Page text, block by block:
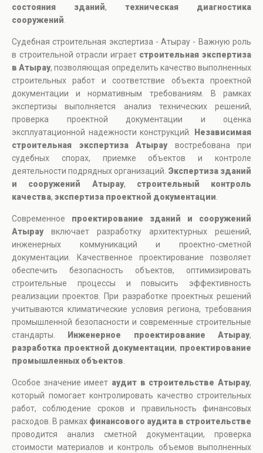
состояния зданий, техническая диагностика
сооружений
Судебная строительная экспертиза - Атырау - Важную роль
в строительной отрасли играет строительная экспертиза
в Атырау, позволяющая определить качество выполненных
строительных работ и соответствие объекта проектной
документации и нормативным требованиям. В рамках
экспертизы выполняется анализ технических решений,
проверка проектной документации и оценка
эксплуатационной надежности конструкций.
Независимая
строительная экспертиза Атыраувостребована при
судебных спорах, приемке объектов и контроле
деятельности подрядных организаций. Экспертиза зданий
и сооружений Атырау, строительный контроль
качества, экспертиза проектной документации
Современное проектирование зданий и сооружений
Атыраувключает разработку архитектурных решений,
инженерных коммуникаций и проектно-сметной
документации. Качественное проектирование позволяет
обеспечить безопасность объектов, оптимизировать
строительные процессы и повысить эффективность
реализации проектов. При разработке проектных решений
учитываются климатические условия региона, требования
промышленной безопасности и современные строительные
стандарты.
Инженерное проектирование Атырау,
разработка проектной документации, проектирование
промышленных объектов
Особое значение имеет аудит в строительстве Атырау,
который помогает контролировать качество строительных
работ, соблюдение сроков и правильность финансовых
расходов. В рамках финансового аудита в строительстве
проводится анализ сметной документации, проверка
стоимости материалов и контроль объемов выполненных